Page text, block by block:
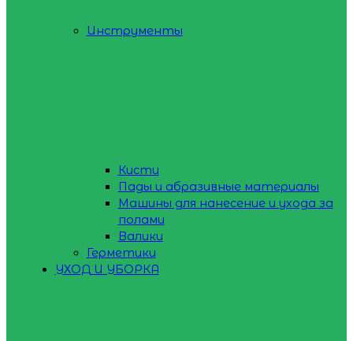
Инструменты
Кисти
Пады и абразивные материалы
Машины для нанесение и ухода за
полами
Валики
Герметики
УХОД И УБОРКА